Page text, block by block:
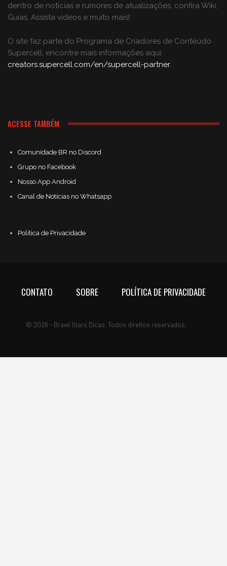
dentro de notícias e rumores de atualizações, confira Wiki,
Guias, Assista vídeos e muito mais!
O site faz parte do Programa de Criadores de Conteúdo
Supercell; encontre mais informações aqui:
creators.supercell.com/en/supercell-partner.
ACESSE TAMBÉM
Comunidade BR no Discord
Grupo no Facebook
Nosso App Android
Canal de Notícias no Whatsapp
Política de Privacidade
CONTATO SOBRE POLÍTICA DE PRIVACIDADE
© 2026 - Brawl Stars Dicas. Todos direitos reservados.